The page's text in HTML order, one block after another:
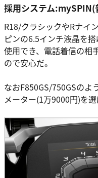
採用システム:mySPIN(
R18/クラシックやRナイ
ピンの6.5インチ液晶を
使用でき、電話着信の相
ので安心だ。
なおF850GS/750GSのよ
メーター(1万9000円)を